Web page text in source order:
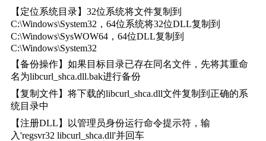
【定位系统目录】32位系统将文件复制到
C:\Windows\System32，64位系统将32位DLL复制到
C:\Windows\SysWOW64，64位DLL复制到
C:\Windows\System32
【备份操作】如果目标目录已存在同名文件，先将其重命
名为libcurl_shca.dll.bak进行备份
【复制文件】将下载的libcurl_shca.dll文件复制到正确的系
统目录中
【注册DLL】以管理员身份运行命令提示符，输
入'regsvr32 libcurl_shca.dll'并回车